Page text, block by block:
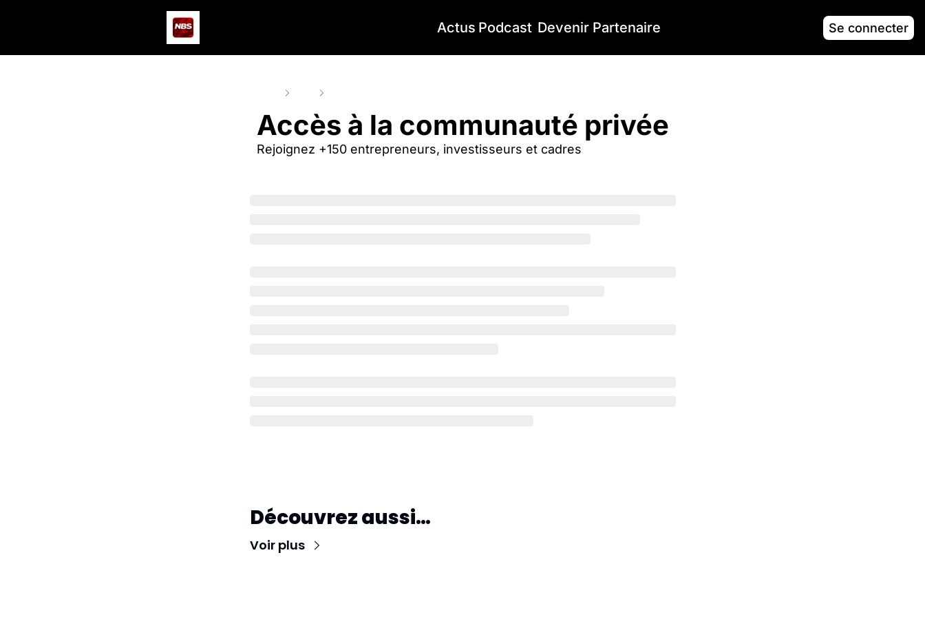
Actus Podcast Devenir Partenaire Se connecter
Accès à la communauté privée
Rejoignez +150 entrepreneurs, investisseurs et cadres
Découvrez aussi…
Voir plus